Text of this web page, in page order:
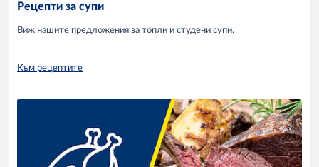
Рецепти за супи
Виж нашите предложения за топли и студени супи.
Към рецептите